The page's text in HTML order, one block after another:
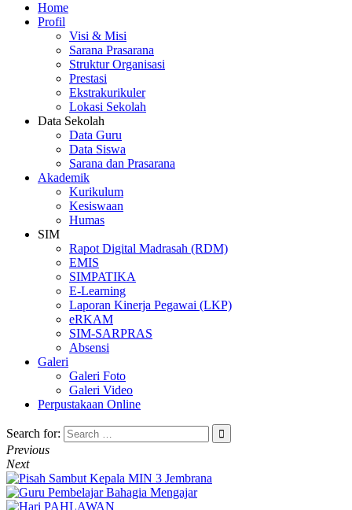
Home
Profil
Visi & Misi
Sarana Prasarana
Struktur Organisasi
Prestasi
Ekstrakurikuler
Lokasi Sekolah
Data Sekolah
Data Guru
Data Siswa
Sarana dan Prasarana
Akademik
Kurikulum
Kesiswaan
Humas
SIM
Rapot Digital Madrasah (RDM)
EMIS
SIMPATIKA
E-Learning
Laporan Kinerja Pegawai (LKP)
eRKAM
SIM-SARPRAS
Absensi
Galeri
Galeri Foto
Galeri Video
Perpustakaan Online
Search for:
Previous
Next